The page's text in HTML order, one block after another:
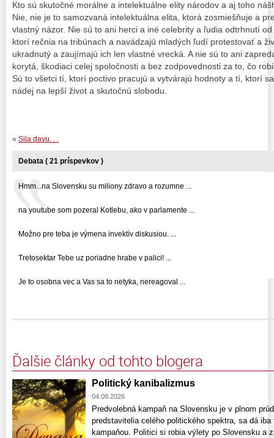
Kto sú skutočné morálne a intelektuálne elity národov a aj toho
Nie, nie je to samozvaná intelektuálna elita, ktorá zosmiešňuje a
vlastný názor. Nie sú to ani herci a iné celebrity a ľudia odtrhnutí
ktorí rečnia na tribúnach a navádzajú mladých ľudí protestovať a
ukradnutý a zaujímajú ich len vlastné vrecká. A nie sú to ani
korytá, škodiaci celej spoločnosti a bez zodpovednosti za to, čo
Sú to všetci tí, ktorí poctivo pracujú a vytvárajú hodnoty a tí, ktorí
nádej na lepší život a skutočnú slobodu.
« Sila davu. . .
Debata ( 21 príspevkov )
Hmm...na Slovensku su miliony zdravo a rozumne ...
na youtube som pozeral Kotlebu, ako v parlamente ...
Možno pre teba je výmena invektív diskusiou. ...
Tretosektar Tebe uz poriadne hrabe v palici! ...
Je to osobna vec a Vas sa to netyka, nereagoval ...
Ďalšie články od tohto blogera
Politický kanibalizmus
04.08.2026
Predvolebná kampaň na Slovensku je v plnom
predstavitelia celého politického spektra, sa dá
kampaňou. Politici si robia výlety po Slovensku a